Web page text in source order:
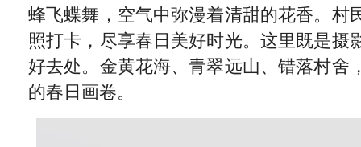
蜂飞蝶舞，空气中弥漫着清甜的花香。村
照打卡，尽享春日美好时光。这里既是摄
好去处。金黄花海、青翠远山、错落村舍
的春日画卷。